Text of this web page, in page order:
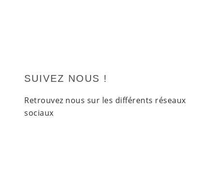
SUIVEZ NOUS !
Retrouvez nous sur les différents réseaux
sociaux